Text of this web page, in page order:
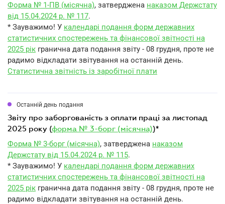
Форма № 1-ПВ (місячна), затверджена наказом Держстату
від 15.04.2024 р. № 117.
* Зауважимо! У календарі подання форм державних
статистичних спостережень та фінансової звітності на
2025 рік гранична дата подання звіту - 08 грудня, проте не
радимо відкладати звітування на останній день.
Статистична звітність із заробітної плати
Останній день подання
звіту про заборгованість з оплати праці за листопад
2025 року (форма № 3-борг (місячна))*
Форма № 3-борг (місячна), затверджена наказом
Держстату від 15.04.2024 р. № 115.
* Зауважимо! У календарі подання форм державних
статистичних спостережень та фінансової звітності на
2025 рік гранична дата подання звіту - 08 грудня, проте не
радимо відкладати звітування на останній день.